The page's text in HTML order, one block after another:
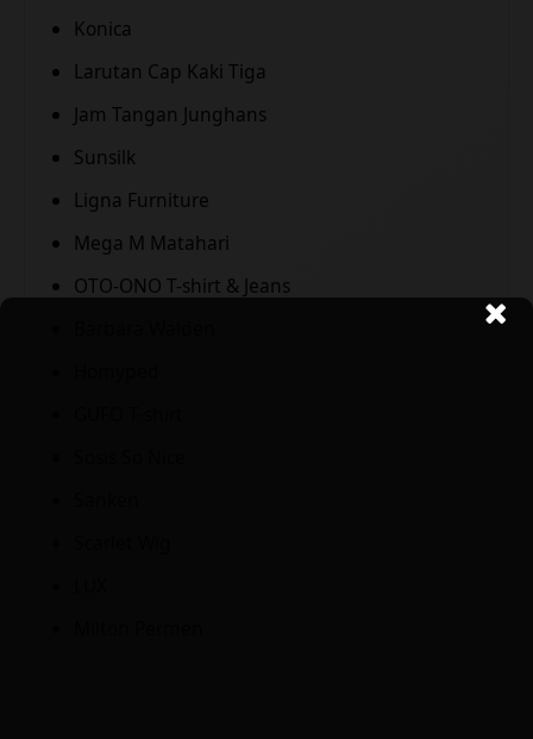
Konica
Larutan Cap Kaki Tiga
Jam Tangan Junghans
Sunsilk
Ligna Furniture
Mega M Matahari
OTO-ONO T-shirt & Jeans